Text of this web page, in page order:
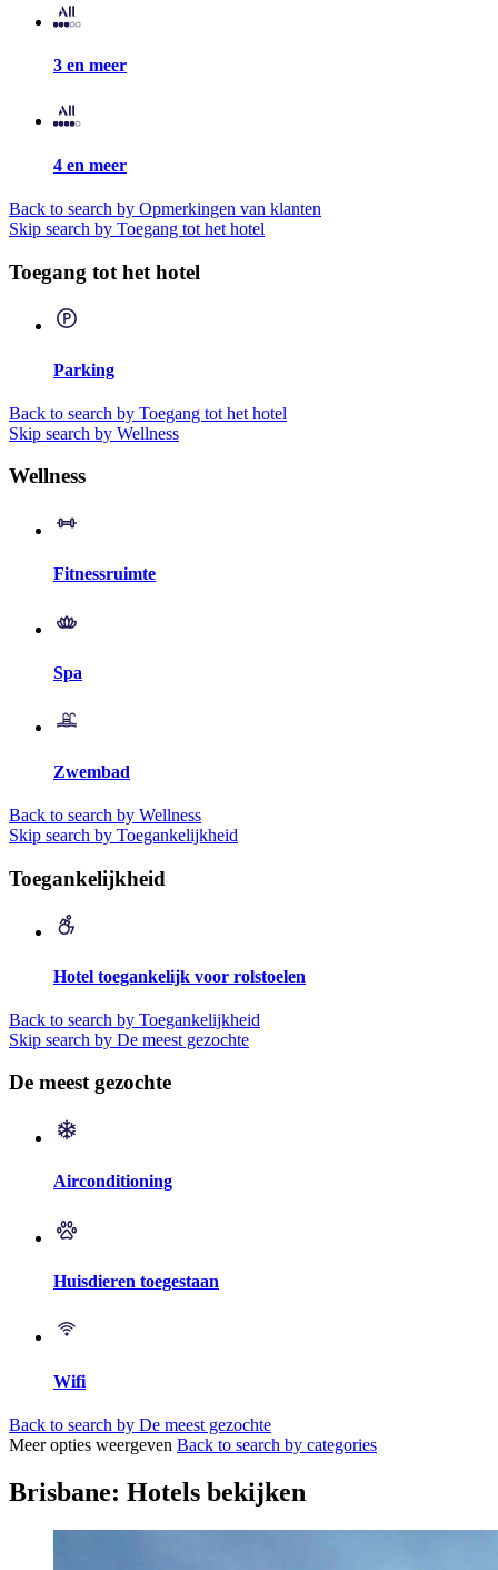
3 en meer
4 en meer
Back to search by Opmerkingen van klanten
Skip search by Toegang tot het hotel
Toegang tot het hotel
Parking
Back to search by Toegang tot het hotel
Skip search by Wellness
Wellness
Fitnessruimte
Spa
Zwembad
Back to search by Wellness
Skip search by Toegankelijkheid
Toegankelijkheid
Hotel toegankelijk voor rolstoelen
Back to search by Toegankelijkheid
Skip search by De meest gezochte
De meest gezochte
Airconditioning
Huisdieren toegestaan
Wifi
Back to search by De meest gezochte
Meer opties weergeven Back to search by categories
Brisbane: Hotels bekijken